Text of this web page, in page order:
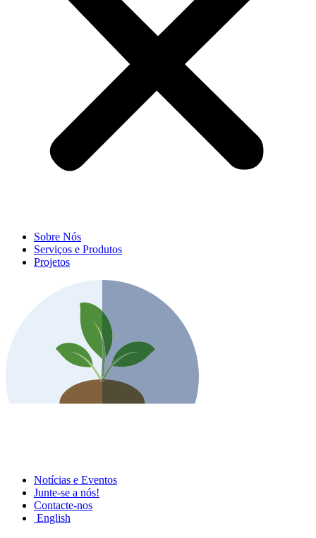
Sobre Nós
Serviços e Produtos
Projetos
Notícias e Eventos
Junte-se a nós!
Contacte-nos
English